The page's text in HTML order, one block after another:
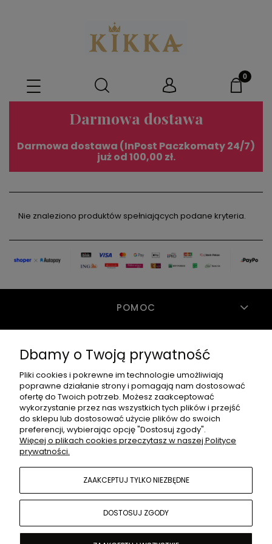
Darmowa dostawa
Darmowa dostawa (InPost Paczkomaty 24/7)
już od 100,00 zł.
Nie znaleziono produktów spełniających podane kryteria.
POMOC
MOJE KONTO
PŁATNOŚCI I DOSTAWA
INFORMACJE
O NAS
Dbamy o Twoją prywatność
Pliki cookies i pokrewne im technologie umożliwiają
poprawne działanie strony i pomagają nam dostosować
ofertę do Twoich potrzeb. Możesz zaakceptować
wykorzystanie przez nas wszystkich tych plików i przejść
do sklepu lub dostosować użycie plików do swoich
preferencji, wybierając opcję "Dostosuj zgody".
Więcej o plikach cookies przeczytasz w naszej Polityce
prywatności.
ZAAKCEPTUJ TYLKO NIEZBĘDNE
DOSTOSUJ ZGODY